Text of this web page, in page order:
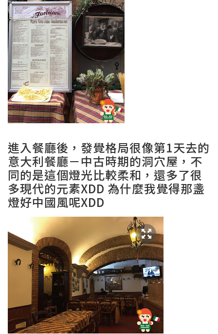
進入餐廳後，發覺格局很像第1天去的
意大利餐廳－中古時期的洞穴屋 ，不
同的是這個燈光比較柔和，還多了很
多現代的元素XDD 為什麼我覺得那盞
燈好中國風呢XDD